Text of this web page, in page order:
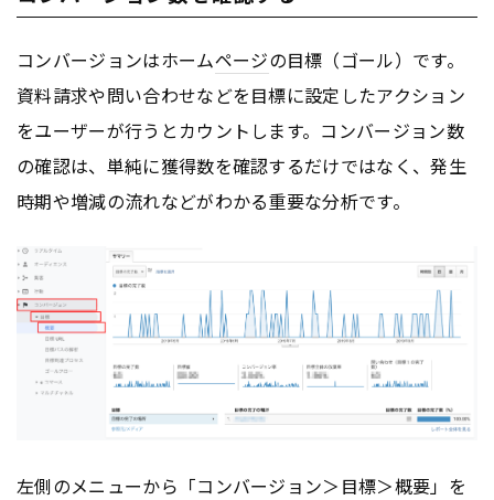
コンバージョンはホームページの目標（ゴール）です。
資料請求や問い合わせなどを目標に設定したアクション
をユーザーが行うとカウントします。コンバージョン数
の確認は、単純に獲得数を確認するだけではなく、発生
時期や増減の流れなどがわかる重要な分析です。
左側のメニューから「コンバージョン＞目標＞概要」を